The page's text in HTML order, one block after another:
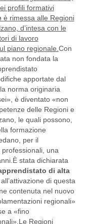
profili formativi
è rimessa alle Regioni
d’intesa con le
di lavoro
piano regionale. Con
non fondata la
apportate dal
norma originaria
è diventato «non
delle Regioni e
le quali possono,
formazione
per il
una
È stata dichiarata
di alta
di questa
contenuta nel nuovo
regionali»
a «fino
Regioni